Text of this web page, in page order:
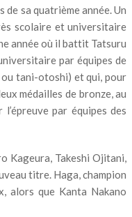
sa quatrième année. Un
scolaire et universitaire
année où il battit Tatsuru
par équipes de
ou tani-otoshi) et qui, pour
médailles de bronze, au
par équipes des
Kageura, Takeshi Ojitani,
titre. Haga, champion
alors que Kanta Nakano